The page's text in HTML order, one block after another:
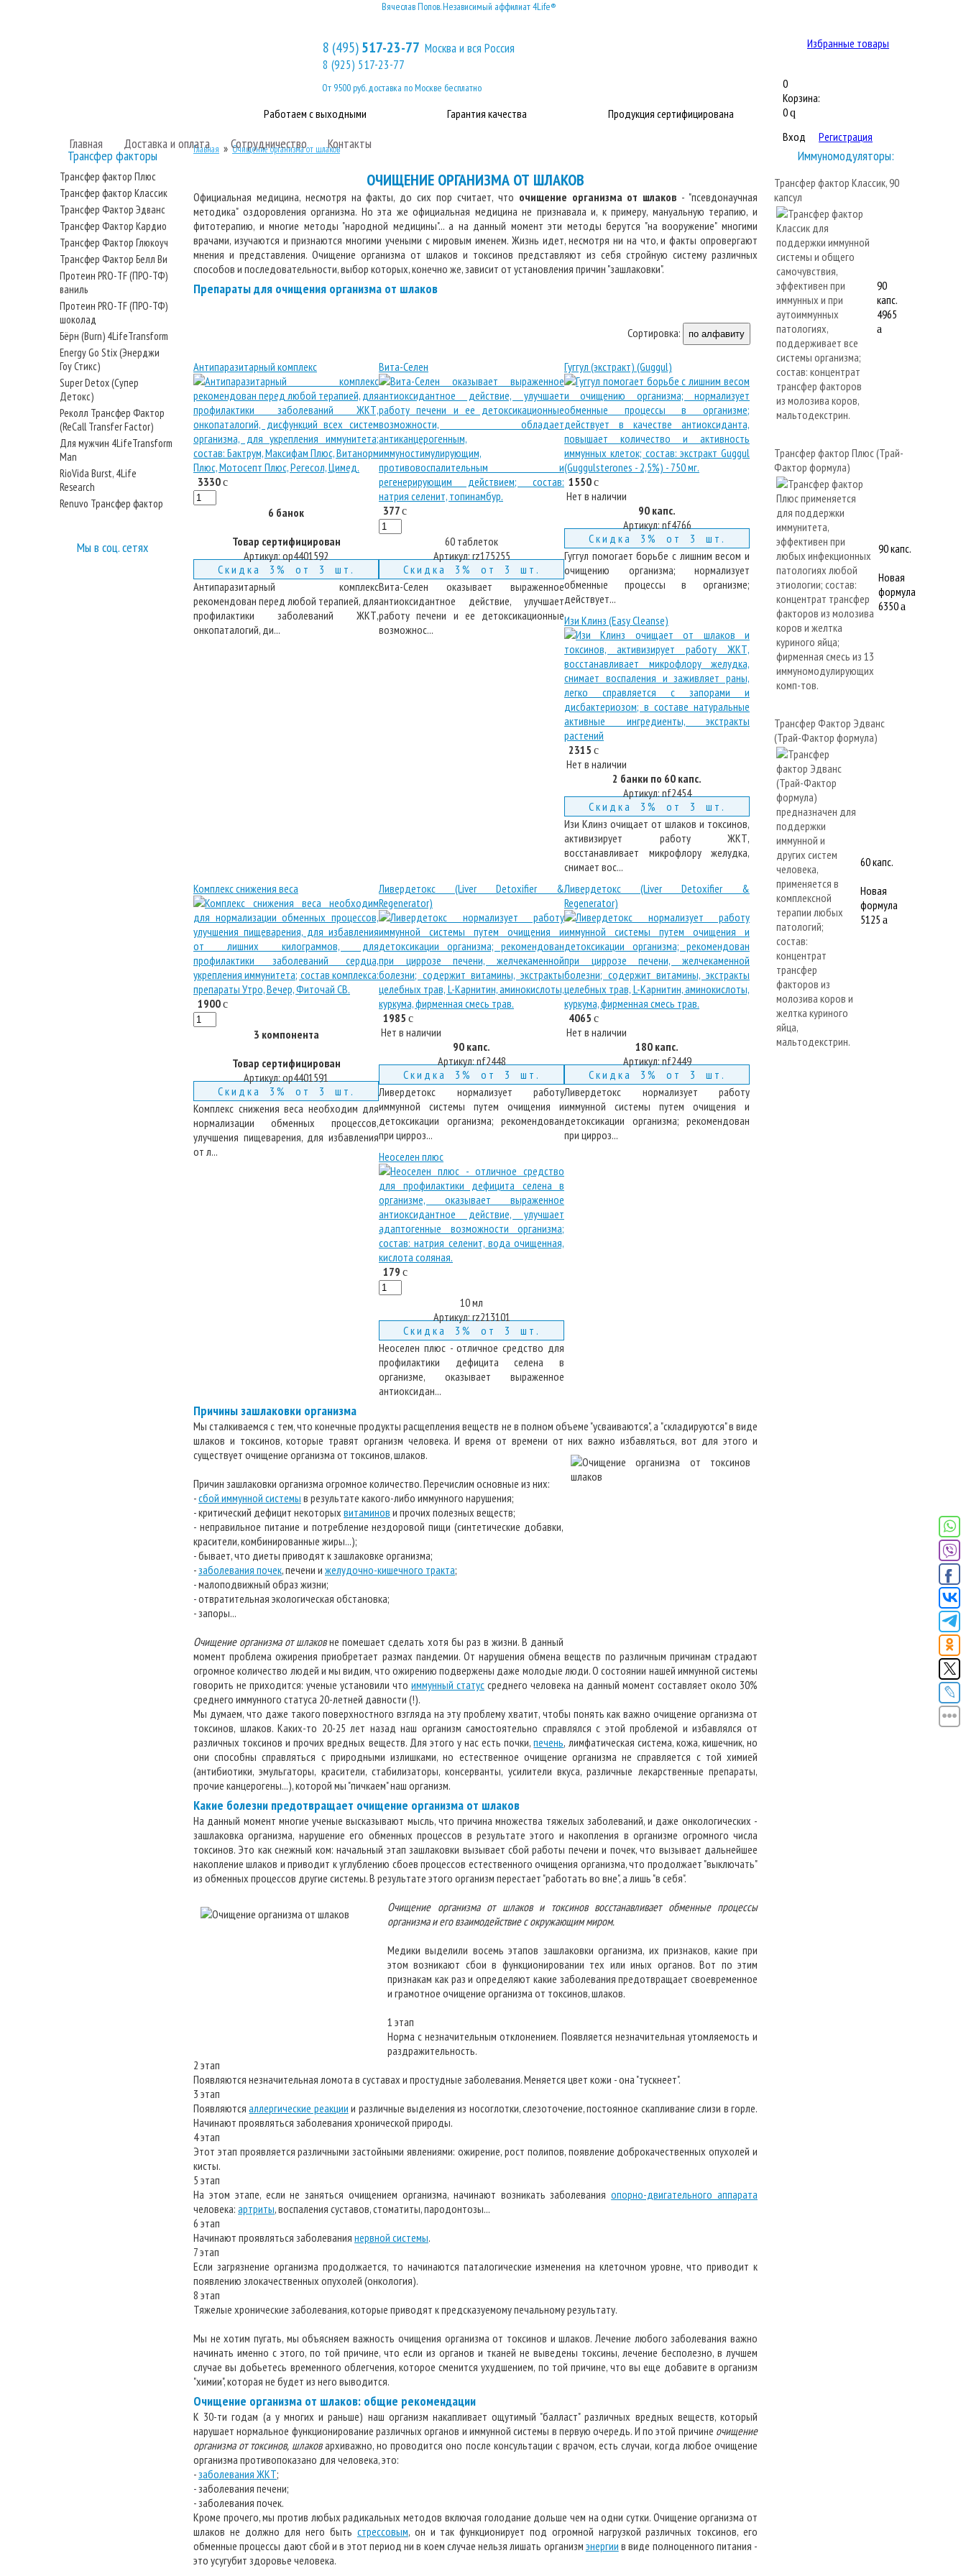
Главная Доставка и оплата Сотрудничество Контакты
Избранные товары
0
Корзина:
0q
Работаем с выходными Гарантия качества Продукция сертифицирована
8 (495)517-23-77 Москва и вся Россия
8 (925) 517-23-77
От 9500 руб. доставка по Москве бесплатно
Вячеслав Попов. Независимый аффилиат 4Life®
Вход Регистрация
Трансфер факторы
Трансфер фактор Плюс
Трансфер фактор Классик
Трансфер Фактор Эдванс
Трансфер Фактор Кардио
Трансфер Фактор Глюкоуч
Трансфер Фактор Белл Ви
Протеин PRO-TF (ПРО-ТФ)
ваниль
Протеин PRO-TF (ПРО-ТФ)
шоколад
Бёрн (Burn) 4LifeTransform
Energy Go Stix (Энерджи
Гоу Стикс)
Super Detox (Супер
Детокс)
Реколл Трансфер Фактор
(ReCall Transfer Factor)
Для мужчин 4LifeTransform
Man
RioVida Burst, 4Life
Research
Renuvo Трансфер фактор
Мы в соц. сетях
Главная »Очищение организма от шлаков
ОЧИЩЕНИЕ ОРГАНИЗМА ОТ ШЛАКОВ
Официальная медицина, несмотря на факты, до сих пор считает, что очищение организма от шлаков - "псевдонаучная
методика" оздоровления организма. Но эта же официальная медицина не признавала и, к примеру, мануальную терапию, и
фитотерапию, и многие методы "народной медицины"... а на данный момент эти методы берутся "на вооружение" многими
врачами, изучаются и признаются многими учеными с мировым именем. Жизнь идет, несмотря ни на что, и факты опровергают
мнения и представления. Очищение организма от шлаков и токсинов представляют из себя стройную систему различных
способов и последовательности, выбор которых, конечно же, зависит от установления причин "зашлаковки".
Препараты для очищения организма от шлаков
Сортировка: по алфавиту
Антипаразитарный комплекс
3330c
6 банок
Товар сертифицирован
Артикул: op4401592
Скидка 3% от 3 шт.
Антипаразитарный комплекс
рекомендован перед любой терапией, для
профилактики заболеваний ЖКТ,
онкопаталогий, ди...
Вита-Селен
377c
60 таблеток
Артикул: rz175255
Скидка 3% от 3 шт.
Вита-Селен оказывает выраженное
антиоксидантное действие, улучшает
работу печени и ее детоксикационные
возможнос...
Гуггул (экстракт) (Guggul)
1550c
Нет в наличии
90 капс.
Артикул:nf4766
Скидка 3% от 3 шт.
Гуггул помогает борьбе с лишним весом и
очищению организма; нормализует
обменные процессы в организме;
действует...
Изи Клинз (Easy Cleanse)
2315 c
Нет в наличии
2 банки по 60 капс.
Артикул:nf2454
Скидка 3% от 3 шт.
Изи Клинз очищает от шлаков и токсинов,
активизирует работу ЖКТ,
восстанавливает микрофлору желудка,
снимает вос...
Комплекс снижения веса
1900c
3 компонента
Товар сертифицирован
Артикул: op4401591
Скидка 3% от 3 шт.
Комплекс снижения веса необходим для
нормализации обменных процессов,
улучшения пищеварения, для избавления
от л...
Ливердетокс (Liver Detoxifier &
Regenerator)
1985 c
Нет в наличии
90 капс.
Артикул:nf2448
Скидка 3% от 3 шт.
Ливердетокс нормализует работу
иммунной системы путем очищения и
детоксикации организма; рекомендован
при цирроз...
Ливердетокс (Liver Detoxifier &
Regenerator)
4065 c
Нет в наличии
180 капс.
Артикул:nf2449
Скидка 3% от 3 шт.
Ливердетокс нормализует работу
иммунной системы путем очищения и
детоксикации организма; рекомендован
при цирроз...
Неоселен плюс
179 c
10 мл
Артикул: rz213101
Скидка 3% от 3 шт.
Неоселен плюс - отличное средство для
профилактики дефицита селена в
организме, оказывает выраженное
антиоксидан...
Причины зашлаковки организма
Мы сталкиваемся с тем, что конечные продукты расщепления веществ не в полном объеме "усваиваются", а "складируются" в виде
шлаков и токсинов, которые травят организм человека. И время от времени от них важно избавляться, вот для этого и
существует очищение организма от токсинов, шлаков.
Причин зашлаковки организма огромное количество. Перечислим основные из них:
-сбой иммунной системы в результате какого-либо иммунного нарушения;
- критический дефицит некоторых витаминов и прочих полезных веществ;
- неправильное питание и потребление нездоровой пищи (синтетические добавки,
красители, комбинированные жиры...);
- бывает, что диеты приводят к зашлаковке организма;
-заболевания почек, печени и желудочно-кишечного тракта;
- малоподвижный образ жизни;
- отвратительная экологическая обстановка;
- запоры...
Очищение организма от шлаковне помешает сделать хотя бы раз в жизни. В данный
момент проблема ожирения приобретает размах пандемии. От нарушения обмена веществ по различным причинам страдают
огромное количество людей и мы видим, что ожирению подвержены даже молодые люди. О состоянии нашей иммунной системы
говорить не приходится: ученые установили что иммунный статус среднего человека на данный момент составляет около 30%
среднего иммунного статуса 20-летней давности (!).
Мы думаем, что даже такого поверхностного взгляда на эту проблему хватит, чтобы понять как важно очищение организма от
токсинов, шлаков. Каких-то 20-25 лет назад наш организм самостоятельно справлялся с этой проблемой и избавлялся от
различных токсинов и прочих вредных веществ. Для этого у нас есть почки,печень, лимфатическая система, кожа, кишечник, но
они способны справляться с природными излишками, но естественное очищение организма не справляется с той химией
(антибиотики, эмульгаторы, красители, стабилизаторы, консерванты, усилители вкуса, различные лекарственные препараты,
прочие канцерогены...), которой мы "пичкаем" наш организм.
Какие болезни предотвращает очищение организма от шлаков
На данный момент многие ученые высказывают мысль, что причина множества тяжелых заболеваний, и даже онкологических -
зашлаковка организма, нарушение его обменных процессов в результате этого и накопления в организме огромного числа
токсинов. Это как снежный ком: начальный этап зашлаковки вызывает сбой работы печени и почек, что вызывает дальнейшее
накопление шлаков и приводит к углублению сбоев процессов естественного очищения организма, что продолжает "выключать"
из обменных процессов другие системы. В результате этого организм перестает "работать во вне", а лишь "в себя".
Очищение организма от шлаков и токсинов восстанавливает обменные процессы
организма и его взаимодействие с окружающим миром.
Медики выделили восемь этапов зашлаковки организма, их признаков, какие при
этом возникают сбои в функционировании тех или иных органов. Вот по этим
признакам как раз и определяют какие заболевания предотвращает своевременное
и грамотное очищение организма от токсинов, шлаков.
1 этап
Норма с незначительным отклонением. Появляется незначительная утомляемость и
раздражительность.
2 этап
Появляются незначительная ломота в суставах и простудные заболевания. Меняется цвет кожи - она "тускнеет".
3 этап
Появляютсяаллергические реакции и различные выделения из носоглотки, слезоточение, постоянное скапливание слизи в горле.
Начинают проявляться заболевания хронической природы.
4 этап
Этот этап проявляется различными застойными явлениями: ожирение, рост полипов, появление доброкачественных опухолей и
кисты.
5 этап
На этом этапе, если не заняться очищением организма, начинают возникать заболеванияопорно-двигательного аппарата
человека: артриты, воспаления суставов, стоматиты, пародонтозы...
6 этап
Начинают проявляться заболевания нервной системы.
7 этап
Если загрязнение организма продолжается, то начинаются паталогические изменения на клеточном уровне, что приводит к
появлению злокачественных опухолей (онкология).
8 этап
Тяжелые хронические заболевания, которые приводят к предсказуемому печальному результату.
Мы не хотим пугать, мы объясняем важность очищения организма от токсинов и шлаков. Лечение любого заболевания важно
начинать именно с этого, по той причине, что если из органов и тканей не выведены токсины, лечение бесполезно, в лучшем
случае вы добьетесь временного облегчения, которое сменится ухудшением, по той причине, что вы еще добавите в организм
"химии", которая не будет из него выводится.
Очищение организма от шлаков: общие рекомендации
К 30-ти годам (а у многих и раньше) наш организм накапливает ощутимый "балласт" различных вредных веществ, который
нарушает нормальное функционирование различных органов и иммунной системы в первую очередь. И по этой причине очищение
организма от токсинов, шлаковархиважно, но проводится оно после консультации с врачом, есть случаи, когда любое очищение
организма противопоказано для человека, это:
-заболевания ЖКТ;
- заболевания печени;
- заболевания почек.
Кроме прочего, мы против любых радикальных методов включая голодание дольше чем на одни сутки. Очищение организма от
шлаков не должно для него быть стрессовым, он и так функционирует под огромной нагрузкой различных токсинов, его
обменные процессы дают сбой и в этот период ни в коем случае нельзя лишать организм энергии в виде полноценного питания -
это усугубит здоровье человека.
Иммуномодуляторы:
Трансфер фактор Классик, 90
капсул
90
капс.
4965
a
Трансфер фактор Плюс (Трай-
Фактор формула)
90 капс.
Новая
формула
6350a
Трансфер Фактор Эдванс
(Трай-Фактор формула)
60 капс.
Новая
формула
5125 a